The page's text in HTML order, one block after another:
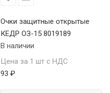
Очки защитные открытые
КЕДР ОЗ-15 8019189
В наличии
Цена за 1 шт с НДС
93 ₽